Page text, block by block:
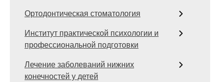
Ортодонтическая стоматология
Институт практической психологии и
профессиональной подготовки
Лечение заболеваний нижних
конечностей у детей